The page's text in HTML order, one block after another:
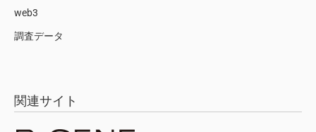
web3
調査データ
関連サイト